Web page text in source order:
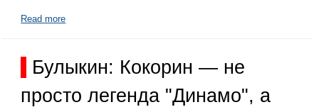
Read more
Булыкин: Кокорин — не
просто легенда "Динамо", а